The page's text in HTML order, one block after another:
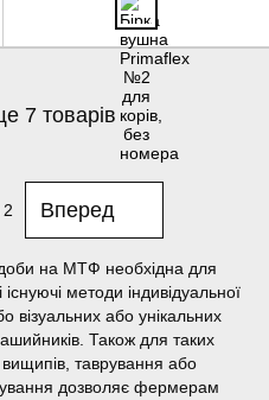
7 товарів
2 Вперед
на МТФ необхідна для
методи індивідуальної
візуальних або унікальних
Також для таких
таврування або
дозволяє фермерам